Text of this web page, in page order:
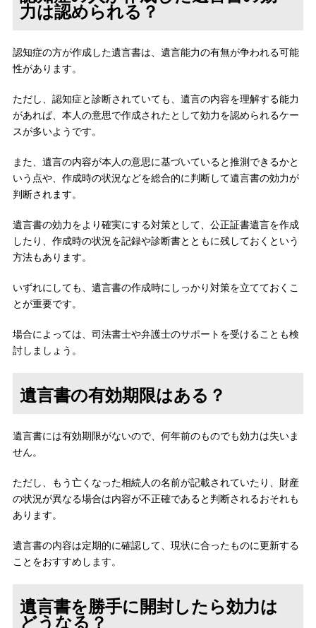
力は認められる？
認知症の方が作成した遺言書は、遺言能力の有無が争われる可能
性があります。
ただし、認知症と診断されていても、遺言の内容を理解する能力
があれば、本人の意思で作成されたとして効力を認められるケー
スが多いようです。
また、遺言の内容が本人の意思に基づいていると推測できるかと
いう点や、作成時の状況などを総合的に判断して遺言書の効力が
判断されます。
遺言書の効力をより確実にする対策として、公正証書遺言を作成
したり、作成時の状況を記録や診断書とともに残しておくという
方法もあります。
いずれにしても、遺言書の作成時にしっかり対策を立てておくこ
とが重要です。
場合によっては、司法書士や弁護士のサポートを受けることも検
討しましょう。
遺言書の有効期限はある？
遺言書には有効期限がないので、何年前のものでも効力は失いま
せん。
ただし、もう亡くなった相続人の名前が記載されていたり、財産
の状況が異なる場合は内容が不正確であると判断されるおそれも
あります。
遺言書の内容は定期的に確認して、現状に合ったものに更新する
ことをおすすめします。
遺言書を勝手に開封したら効力は
どうなる？